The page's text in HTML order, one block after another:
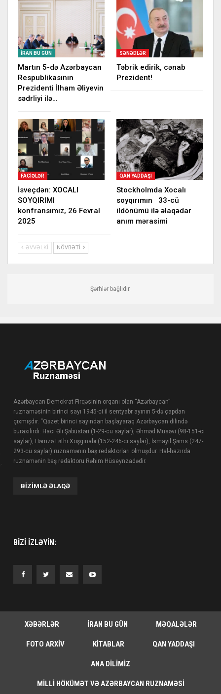
İRAN BU GÜN
Martın 5-də Azərbaycan
Respublikasının
Prezidenti İlham Əliyevin
sədrliyi ilə…
SƏNƏDLƏR
Təbrik edirik, cənab
Prezident!
FACIƏLƏR
İsveçdən: XOCALI
SOYQIRIMI
konfransımız, 26 Fevral
2025
QAN YADDAŞI
Stockholmda Xocalı
soyqırımın 33-cü
ildönümü ilə əlaqədar
anım mərasimi
ƏVVƏLKI NÖVBƏTI
Şərhlər bağlıdır.
Azərbaycan Demokrat Firqəsinin orqanı olan “Azərbaycan”
ruznaməsinin birinci sayı 1945-ci il sentyabr ayının 5-də çapdan
çıxmışdır. “Qəzet birinci sayından başlayaraq Azərbaycan dilində
buraxılırdı. Hacı Əli Şəbüstəri (1-29-cu saylar), Əhməd Müsəvi (98-151-ci
saylar), Həmzə Fəthi Xoşginabi (152-246-cı saylar), İsmayıl Şəms (247-
293-cü saylar) ruznamənin baş redaktorları olmuşdur. Hal-hazırda
ruznamənin baş redaktoru Rəhim Hüseynzadədir.
BIZIMLƏ ƏLAQƏ
BIZI IZLƏYIN:
XƏBƏRLƏR İRAN BU GÜN MƏQALƏLƏR
FOTO ARXIV KITABLAR QAN YADDAŞI
ANA DILIMIZ
MILLI HÖKÜMƏT VƏ AZƏRBAYCAN RUZNAMƏSI